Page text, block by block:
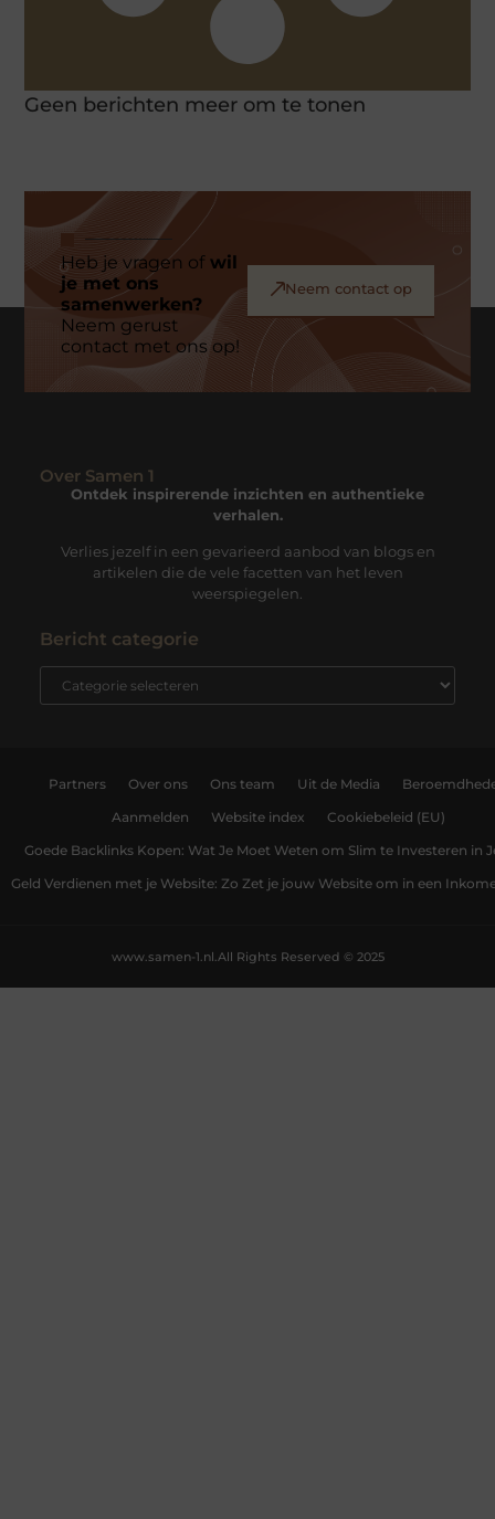
Geen berichten meer om te tonen
Heb je vragen ofwil
je met ons
samenwerken?
Neem gerust
contact met ons op!
Neem contact op
Over Samen 1
Ontdek inspirerende inzichten en authentieke
verhalen.
Verlies jezelf in een gevarieerd aanbod van blogs en
artikelen die de vele facetten van het leven
weerspiegelen.
Bericht categorie
Partners Over ons Ons team Uit de Media
Aanmelden Website index Cookiebeleid (EU)
Goede Backlinks Kopen: Wat Je Moet Weten om Slim te Investeren in
Geld Verdienen met je Website: Zo Zet je jouw Website om in een
All Rights Reserved © 2025
www.samen-1.nl.